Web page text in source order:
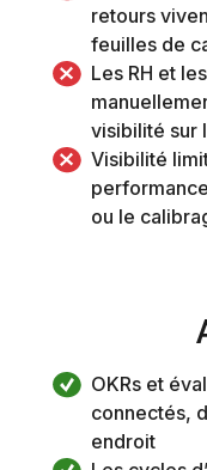
retours
feuilles de
Les RH et
visibilité sur
Visibilité
ou le
OKRs et
connectés,
endroit